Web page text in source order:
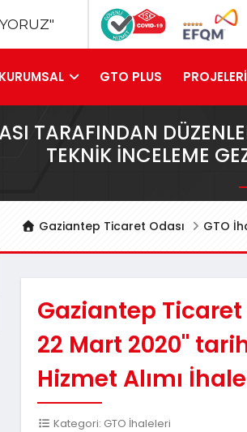
KURUMSAL GTO PLUS
TARAFINDAN
TEKNIK İNCELEME
Gaziantep Ticaret Odası GTO
Gaziantep Ticaret
22 Mart 2020''
Hizmet Alımı
Kategori: GTO İhaleleri